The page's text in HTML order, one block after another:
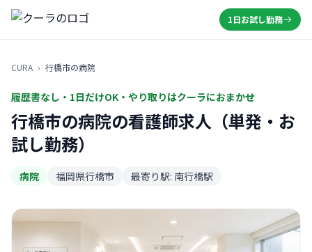
1日お試し勤務
CURA › 行橋市の病院
履歴書なし・1日だけOK・やり取りはクーラにおまかせ
行橋市の病院の看護師求人（単発・お
試し勤務）
病院 福岡県行橋市 最寄り駅: 南行橋駅